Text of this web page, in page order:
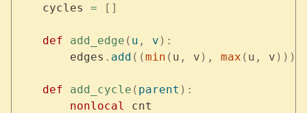
    cycles
= []
    def
add_edge ( u , v ):
        edges
. add ((min ( u , v ), max ( u , v )))
    def
add_cycle ( parent ):
        nonlocal
cnt